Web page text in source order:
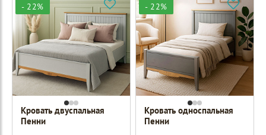
- 22%
Кровать двуспальная
Пенни
- 22%
Кровать односпальная
Пенни